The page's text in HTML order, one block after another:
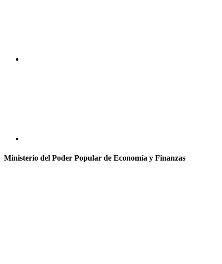
Ministerio del Poder Popular de Economía y Finanzas